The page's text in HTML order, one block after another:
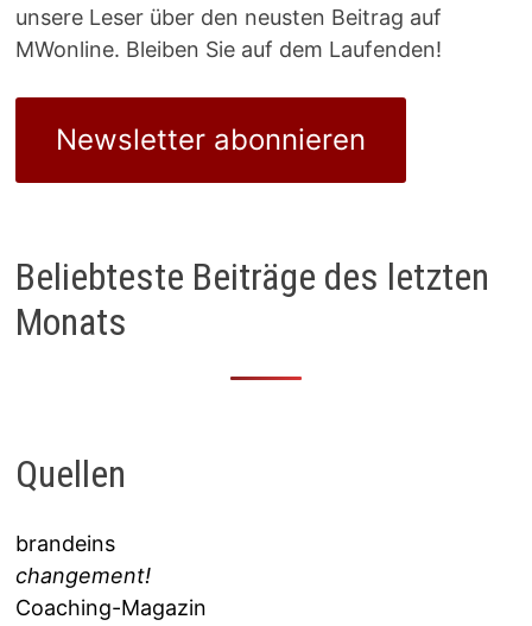
unsere Leser über den neusten Beitrag auf
MWonline. Bleiben Sie auf dem Laufenden!
Newsletter abonnieren
Beliebteste Beiträge des letzten
Monats
Quellen
brandeins
changement!
Coaching-Magazin